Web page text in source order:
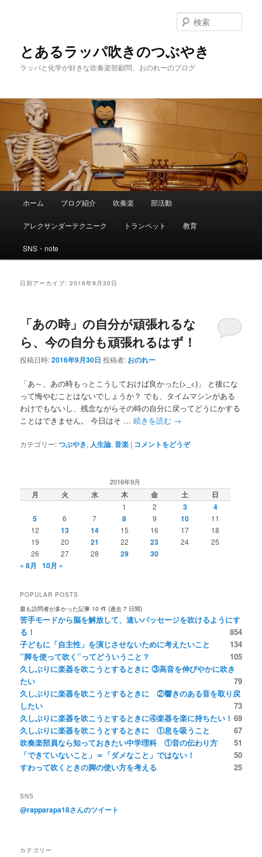
とあるラッパ吹きのつぶやき
ラッパと化学が好きな吹奏楽部顧問、おのれーのブログ
索
ュ
メ
イ
ン
コ
テ
ン
ツ
へ
サ
ブ
コ
ン
ン
ツ
へ
移
ホーム ブログ紹介 吹奏楽 部活動
アレクサンダーテクニーク トランペット 教育
SNS・note
日別アーカイブ:2016年9月30日
「あの時」の自分が頑張れるな
ら、今の自分も頑張れるはず！
投稿日時:2016年9月30日 投稿者: おのれー
「あ～、あの時もっとこうしておけば良かった(>_<)」 と後にな
って悔やむことはないでしょうか？ でも、タイムマシンがある
わけでもないし、残念ながらその時の自分に戻ってどうにかする
ことはできません。 今日はそ …続きを読む →
カテゴリー:つぶやき, 人生論,音楽 | コメントをどうぞ
2016年9月
月 火 水 木 金 土 日
1 2 3
4
5
6 7 8 9 10
11
12
13 14 15 16 17
18
19
20 21 22 23 24
25
26
27 28 29
30
« 8月
10月 »
POPULAR POSTS
最も訪問者が多かった記事 10 件 (過去 7 日間)
苦手モードから脳を解放して、速いパッセージを吹けるようにす
る！
854
子どもに「自主性」を演じさせないために考えたいこと
134
”脚を使って吹く”ってどういうこと？
105
久しぶりに楽器を吹こうとするときに ③高音を伸びやかに吹き
たい
79
久しぶりに楽器を吹こうとするときに ②響きのある音を取り戻
したい
73
久しぶりに楽器を吹こうとするときに④楽器を楽に持ちたい！ 69
久しぶりに楽器を吹こうとするときに ①息を吸うこと
67
吹奏楽部員なら知っておきたい中学理科 ①音の伝わり方
51
「できていないこと」＝「ダメなこと」ではない！
50
すわって吹くときの脚の使い方を考える
25
SNS
@rapparapa18さんのツイート
カテゴリー